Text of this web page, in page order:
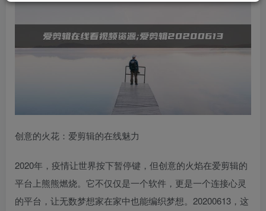
创意的火花：爱剪辑的在线魅力
2020年，疫情让世界按下暂停键，但创意的火焰在爱剪辑的
平台上熊熊燃烧。它不仅仅是一个软件，更是一个连接心灵
的平台，让无数梦想家在家中也能编织梦想。20200613，这